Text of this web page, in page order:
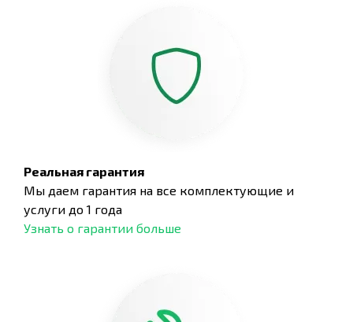
Реальная гарантия
Мы даем гарантия на все комплектующие и
услуги до 1 года
Узнать о гарантии больше